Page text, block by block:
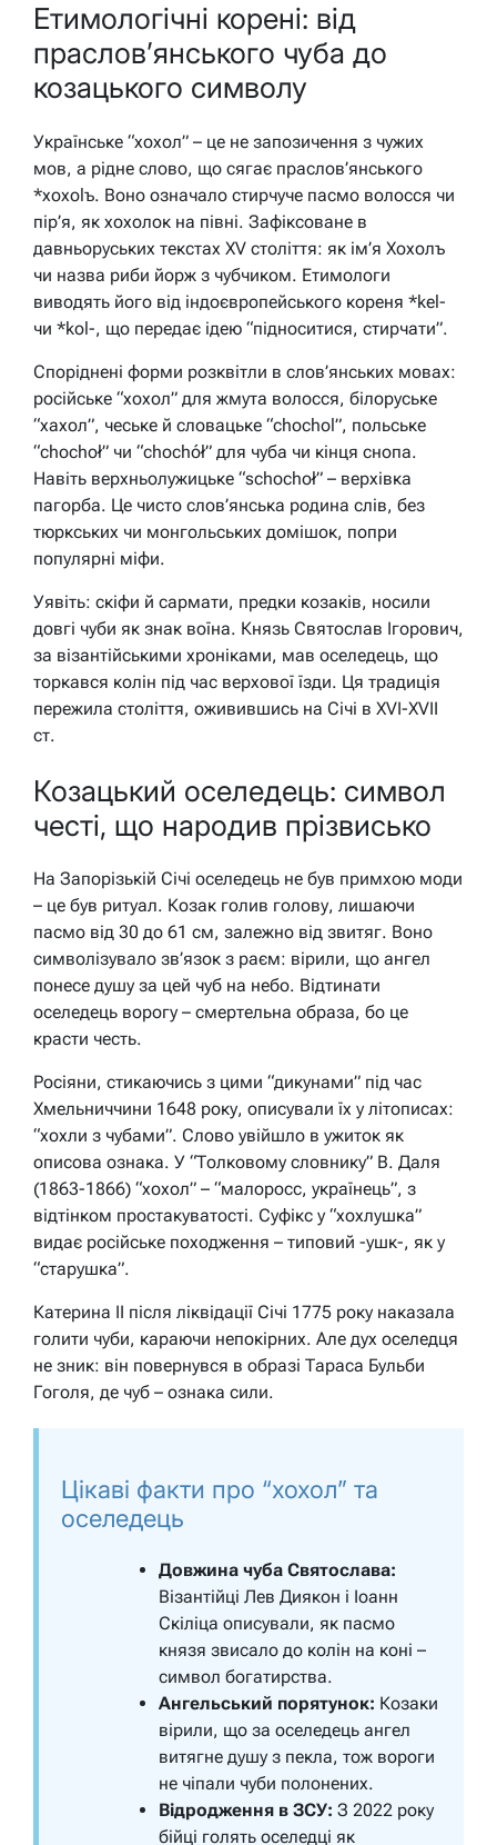
Етимологічні корені: від
праслов’янського чуба до
козацького символу
Українське “хохол” – це не запозичення з чужих
мов, а рідне слово, що сягає праслов’янського
*xoxolъ. Воно означало стирчуче пасмо волосся чи
пір’я, як хохолок на півні. Зафіксоване в
давньоруських текстах XV століття: як ім’я Хохолъ
чи назва риби йорж з чубчиком. Етимологи
виводять його від індоєвропейського кореня *kel-
чи *kol-, що передає ідею “підноситися, стирчати”.
Споріднені форми розквітли в слов’янських мовах:
російське “хохол” для жмута волосся, білоруське
“хахол”, чеське й словацьке “chochol”, польське
“chochoł” чи “chochół” для чуба чи кінця снопа.
Навіть верхньолужицьке “schochoł” – верхівка
пагорба. Це чисто слов’янська родина слів, без
тюркських чи монгольських домішок, попри
популярні міфи.
Уявіть: скіфи й сармати, предки козаків, носили
довгі чуби як знак воїна. Князь Святослав Ігорович,
за візантійськими хроніками, мав оселедець, що
торкався колін під час верхової їзди. Ця традиція
пережила століття, оживившись на Січі в XVI-XVII
ст.
Козацький оселедець: символ
честі, що народив прізвисько
На Запорізькій Січі оселедець не був примхою моди
– це був ритуал. Козак голив голову, лишаючи
пасмо від 30 до 61 см, залежно від звитяг. Воно
символізувало зв’язок з раєм: вірили, що ангел
понесе душу за цей чуб на небо. Відтинати
оселедець ворогу – смертельна образа, бо це
красти честь.
Росіяни, стикаючись з цими “дикунами” під час
Хмельниччини 1648 року, описували їх у літописах:
“хохли з чубами”. Слово увійшло в ужиток як
описова ознака. У “Толковому словнику” В. Даля
(1863-1866) “хохол” – “малоросс, українець”, з
відтінком простакуватості. Суфікс у “хохлушка”
видає російське походження – типовий -ушк-, як у
“старушка”.
Катерина II після ліквідації Січі 1775 року наказала
голити чуби, караючи непокірних. Але дух оселедця
не зник: він повернувся в образі Тараса Бульби
Гоголя, де чуб – ознака сили.
Цікаві факти про “хохол” та
оселедець
Довжина чуба Святослава:
Візантійці Лев Диякон і Іоанн
Скіліца описували, як пасмо
князя звисало до колін на коні –
символ богатирства.
Ангельський порятунок: Козаки
вірили, що за оселедець ангел
витягне душу з пекла, тож вороги
не чіпали чуби полонених.
Відродження в ЗСУ: З 2022 року
бійці голять оселедці як